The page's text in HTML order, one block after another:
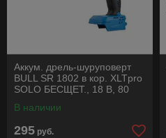
Аккум. дрель-шуруповерт
BULL SR 1802 в кор. XLTpro
SOLO БЕСЩЕТ., 18 В, 80
В наличии
295 руб.